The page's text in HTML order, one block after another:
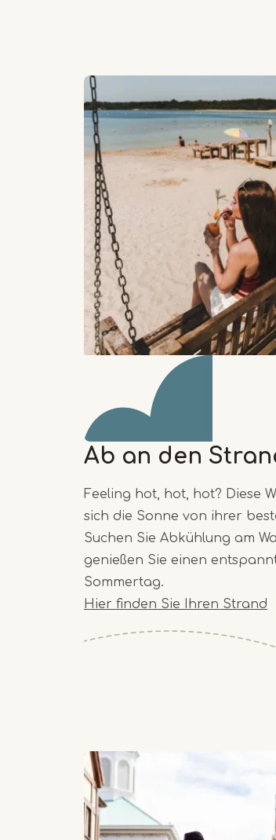
Ab an den
Feeling hot, hot, hot? Diese
sich die Sonne von ihrer
Suchen Sie Abkühlung am
genießen Sie einen
Sommertag.
Hier finden Sie Ihren Strand